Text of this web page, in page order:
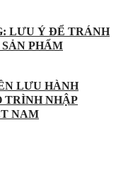
LƯU Ý ĐỂ TRÁNH
PHẨM
LƯU HÀNH
TRÌNH NHẬP
NAM